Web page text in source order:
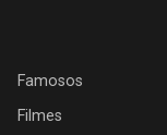
Famosos
Filmes